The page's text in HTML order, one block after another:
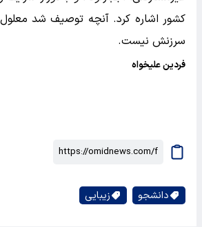
کشور اشاره کرد. آنچه توصیف شد
سرزنش نیست.
فردین علیخواه
دانشجو زیبایی